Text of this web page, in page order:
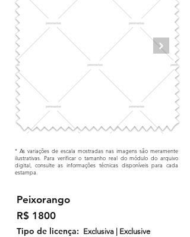
* As variações de escala mostradas nas imagens são meramente
ilustrativas. Para verificar o tamanho real do módulo do arquivo
digital, consulte as informações técnicas disponíveis para cada
estampa.
Peixorango
R$ 1800
Tipo de licença: Exclusiva | Exclusive